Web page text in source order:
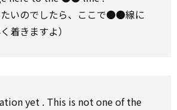
いのでしたら、ここで●●線に
着きますよ）
yet . This is not one of the